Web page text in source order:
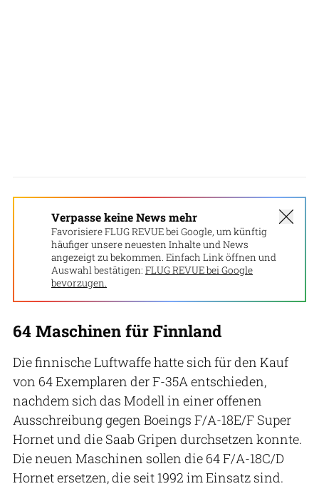
Verpasse keine News mehr
Favorisiere FLUG REVUE bei Google, um künftig
häufiger unsere neuesten Inhalte und News
angezeigt zu bekommen. Einfach Link öffnen und
Auswahl bestätigen: FLUG REVUE bei Google
bevorzugen.
64 Maschinen für Finnland
Die finnische Luftwaffe hatte sich für den Kauf
von 64 Exemplaren der F-35A entschieden,
nachdem sich das Modell in einer offenen
Ausschreibung gegen Boeings F/A-18E/F Super
Hornet und die Saab Gripen durchsetzen konnte.
Die neuen Maschinen sollen die 64 F/A-18C/D
Hornet ersetzen, die seit 1992 im Einsatz sind.